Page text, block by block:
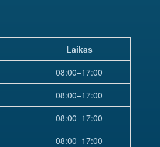
Laikas
08:00–17:00
08:00–17:00
08:00–17:00
08:00–17:00